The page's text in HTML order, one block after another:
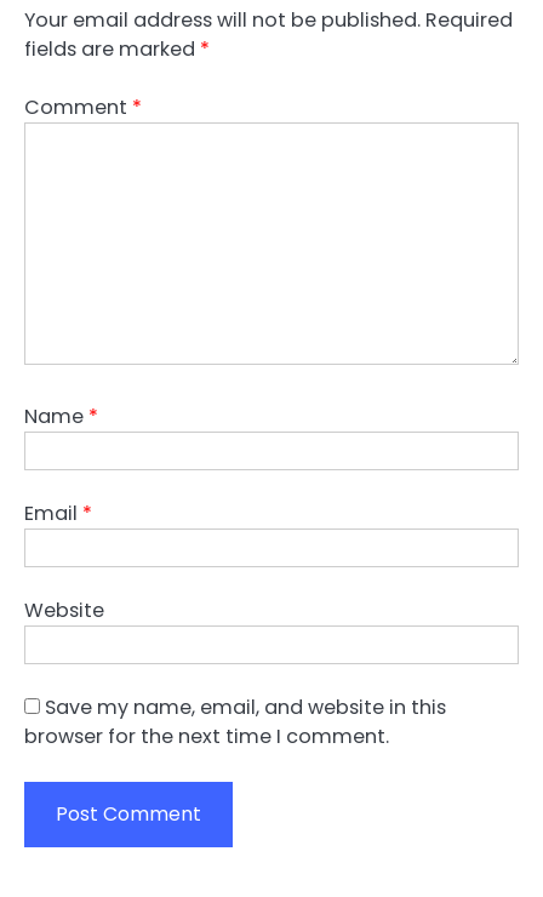
Your email address will not be published. Required
fields are marked *
Comment *
Name *
Email *
Website
Save my name, email, and website in this
browser for the next time I comment.